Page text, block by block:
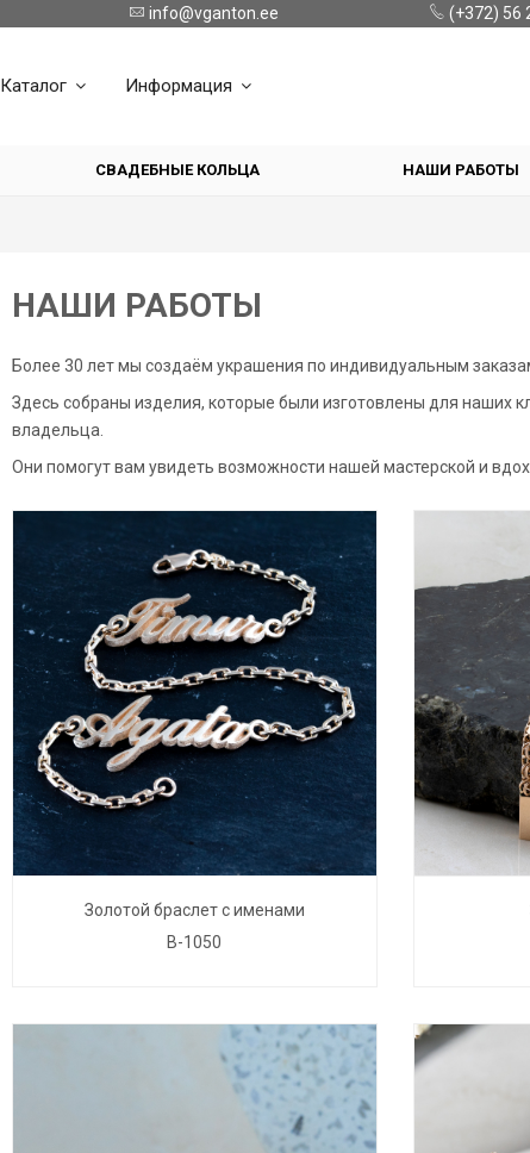
info@vganton.ee (+372) 56
Каталог Информация
СВАДЕБНЫЕ КОЛЬЦА НАШИ РАБОТЫ
НАШИ РАБОТЫ
Более 30 лет мы создаём украшения по индивидуальным
Здесь собраны изделия, которые были изготовлены для наших
владельца.
Они помогут вам увидеть возможности нашей мастерской и
Золотой браслет с именами
B-1050